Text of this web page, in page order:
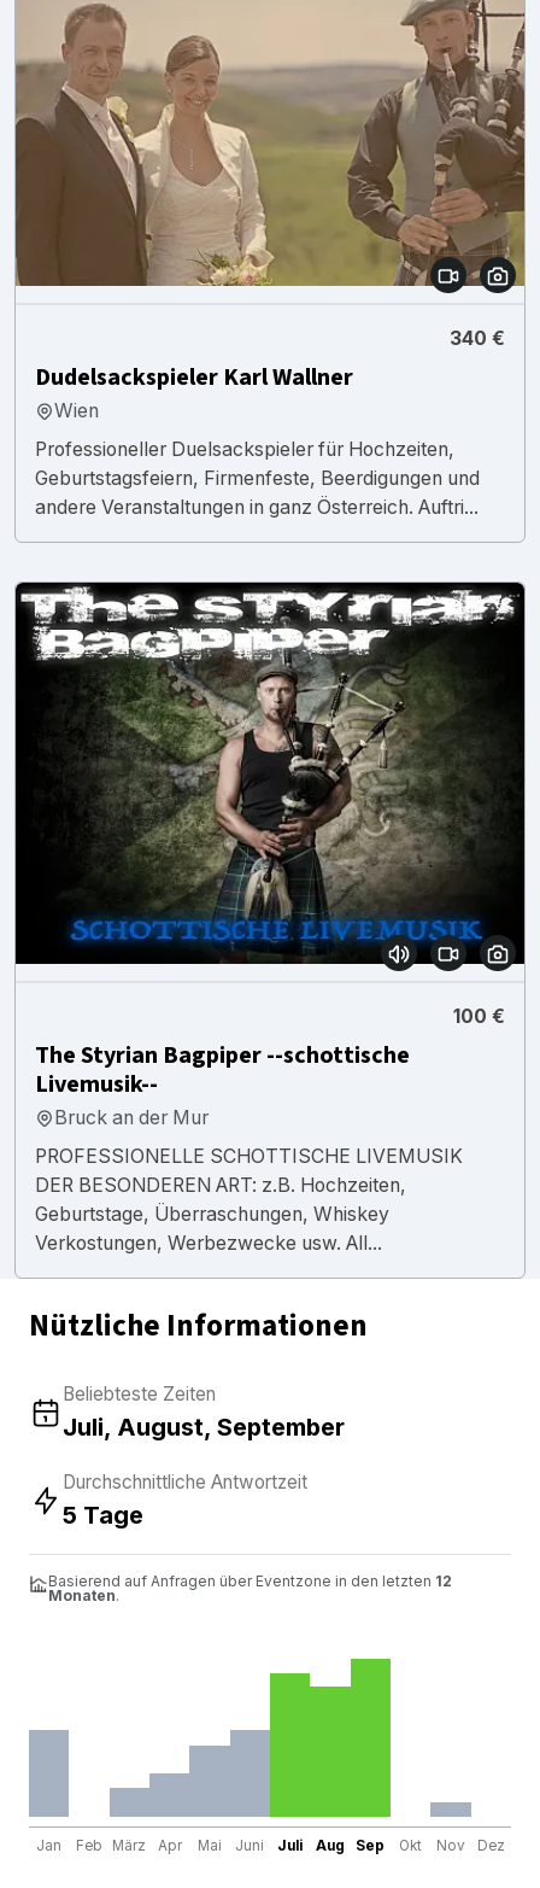
340 €
Dudelsackspieler Karl Wallner
Wien
Professioneller Duelsackspieler für Hochzeiten,
Geburtstagsfeiern, Firmenfeste, Beerdigungen und
andere Veranstaltungen in ganz Österreich. Auftri...
100 €
The Styrian Bagpiper --schottische
Livemusik--
Bruck an der Mur
PROFESSIONELLE SCHOTTISCHE LIVEMUSIK
DER BESONDEREN ART: z.B. Hochzeiten,
Geburtstage, Überraschungen, Whiskey
Verkostungen, Werbezwecke usw. All...
Nützliche Informationen
Beliebteste Zeiten
Juli, August, September
Durchschnittliche Antwortzeit
5 Tage
Basierend auf Anfragen über Eventzone in den letzten 12
Monaten.
Jan Feb März Apr Mai Juni Juli Aug Sep Okt Nov Dez